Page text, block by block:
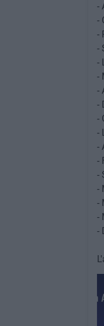
-
-
-
-
-
-
-
-
-
-
-
-
-
-
-
-
-